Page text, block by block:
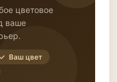
цветовое
ваше
✓ Ваш цвет